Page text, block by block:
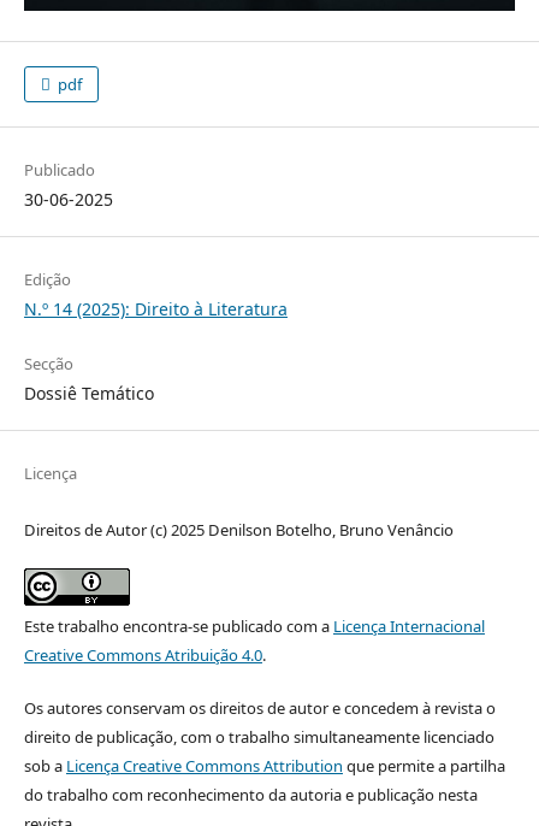
pdf
Publicado
30-06-2025
Edição
N.º 14 (2025): Direito à Literatura
Secção
Dossiê Temático
Licença
Direitos de Autor (c) 2025 Denilson Botelho, Bruno Venâncio
Este trabalho encontra-se publicado com a Licença Internacional
Creative Commons Atribuição 4.0.
Os autores conservam os direitos de autor e concedem à revista o
direito de publicação, com o trabalho simultaneamente licenciado
sob a Licença Creative Commons Attribution que permite a partilha
do trabalho com reconhecimento da autoria e publicação nesta